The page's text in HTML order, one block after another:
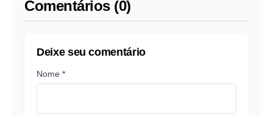
Comentários (0)
Deixe seu comentário
Nome *